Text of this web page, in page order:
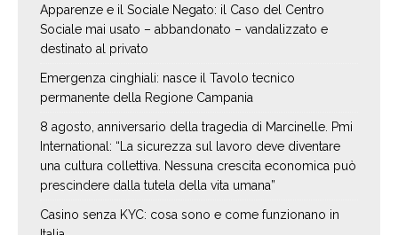
Apparenze e il Sociale Negato: il Caso del Centro
Sociale mai usato – abbandonato – vandalizzato e
destinato al privato
Emergenza cinghiali: nasce il Tavolo tecnico
permanente della Regione Campania
8 agosto, anniversario della tragedia di Marcinelle. Pmi
International: “La sicurezza sul lavoro deve diventare
una cultura collettiva. Nessuna crescita economica può
prescindere dalla tutela della vita umana”
Casino senza KYC: cosa sono e come funzionano in